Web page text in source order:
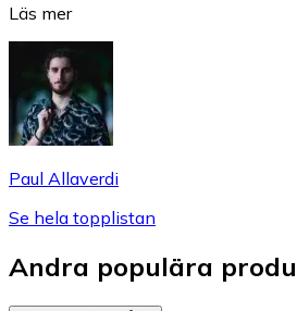
Läs mer
Paul Allaverdi
Se hela topplistan
Andra populära